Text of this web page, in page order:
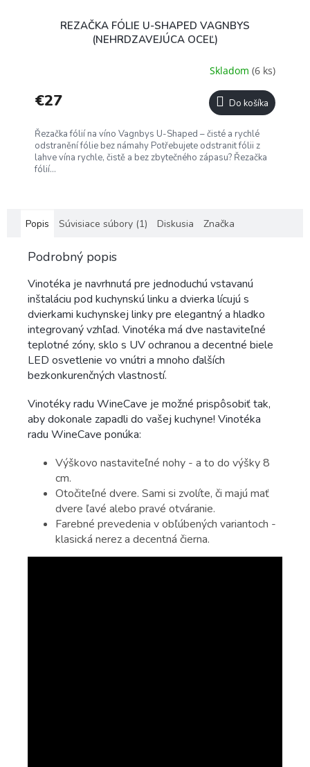
REZAČKA FÓLIE U-SHAPED VAGNBYS
(NEHRDZAVEJÚCA OCEĽ)
Skladom (6 ks)
€27 Do košíka
Řezačka fólií na víno Vagnbys U-Shaped – čisté a rychlé
odstranění fólie bez námahy Potřebujete odstranit fólii z
lahve vína rychle, čistě a bez zbytečného zápasu? Řezačka
fólií...
Popis Súvisiace súbory (1) Diskusia Značka
Podrobný popis
Vinotéka je navrhnutá pre jednoduchú vstavanú
inštaláciu pod kuchynskú linku a dvierka lícujú s
dvierkami kuchynskej linky pre elegantný a hladko
integrovaný vzhľad. Vinotéka má dve nastaviteľné
teplotné zóny, sklo s UV ochranou a decentné biele
LED osvetlenie vo vnútri a mnoho ďalších
bezkonkurenčných vlastností.
Vinotéky radu WineCave je možné prispôsobiť tak,
aby dokonale zapadli do vašej kuchyne! Vinotéka
radu WineCave ponúka:
Výškovo nastaviteľné nohy - a to do výšky 8
cm.
Otočiteľné dvere. Sami si zvolíte, či majú mať
dvere ľavé alebo pravé otváranie.
Farebné prevedenia v obľúbených variantoch -
klasická nerez a decentná čierna.